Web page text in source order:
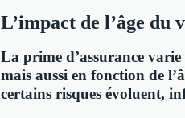
L’impact de l’âge du
La prime d’assurance
mais aussi en fonction de
certains risques évoluent,